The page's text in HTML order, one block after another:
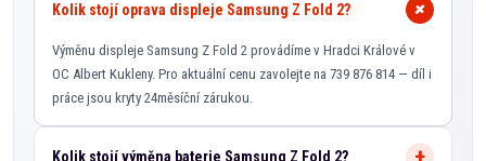
Kolik stojí oprava displeje Samsung Z Fold 2?
Výměnu displeje Samsung Z Fold 2 provádíme v Hradci Králové v
OC Albert Kukleny. Pro aktuální cenu zavolejte na 739 876 814 — díl i
práce jsou kryty 24měsíční zárukou.
Kolik stojí výměna baterie Samsung Z Fold 2?